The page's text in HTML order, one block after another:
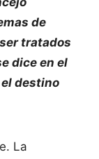
de
tratados
dice en el
destino
La